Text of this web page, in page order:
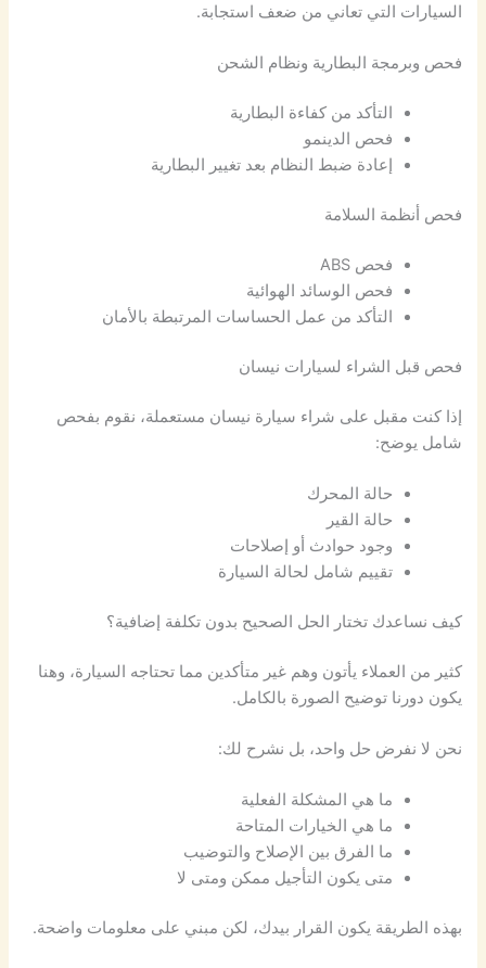
السيارات التي تعاني من ضعف استجابة.
فحص وبرمجة البطارية ونظام الشحن
التأكد من كفاءة البطارية
فحص الدينمو
إعادة ضبط النظام بعد تغيير البطارية
فحص أنظمة السلامة
فحص ABS
فحص الوسائد الهوائية
التأكد من عمل الحساسات المرتبطة بالأمان
فحص قبل الشراء لسيارات نيسان
إذا كنت مقبل على شراء سيارة نيسان مستعملة، نقوم بفحص
شامل يوضح:
حالة المحرك
حالة القير
وجود حوادث أو إصلاحات
تقييم شامل لحالة السيارة
كيف نساعدك تختار الحل الصحيح بدون تكلفة إضافية؟
كثير من العملاء يأتون وهم غير متأكدين مما تحتاجه السيارة، وهنا
يكون دورنا توضيح الصورة بالكامل.
نحن لا نفرض حل واحد، بل نشرح لك:
ما هي المشكلة الفعلية
ما هي الخيارات المتاحة
ما الفرق بين الإصلاح والتوضيب
متى يكون التأجيل ممكن ومتى لا
بهذه الطريقة يكون القرار بيدك، لكن مبني على معلومات واضحة.